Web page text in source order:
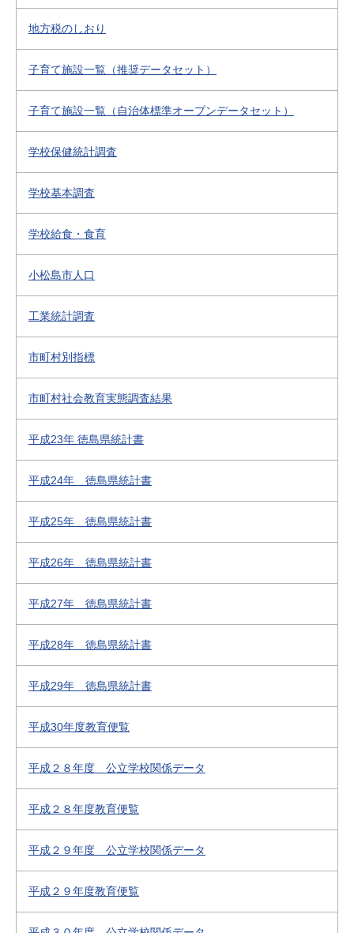
地方税のしおり
子育て施設一覧（推奨データセット）
子育て施設一覧（自治体標準オープンデータセット）
学校保健統計調査
学校基本調査
学校給食・食育
小松島市人口
工業統計調査
市町村別指標
市町村社会教育実態調査結果
平成23年 徳島県統計書
平成24年 徳島県統計書
平成25年 徳島県統計書
平成26年 徳島県統計書
平成27年 徳島県統計書
平成28年 徳島県統計書
平成29年 徳島県統計書
平成30年度教育便覧
平成２８年度 公立学校関係データ
平成２８年度教育便覧
平成２９年度 公立学校関係データ
平成２９年度教育便覧